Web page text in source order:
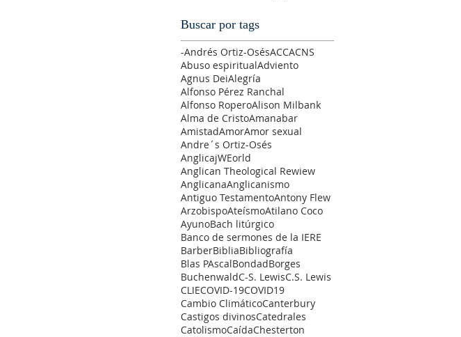
Buscar por tags
-Andrés Ortiz-OsésACCACNS
Abuso espiritualAdviento
Agnus DeiAlegría
Alfonso Pérez Ranchal
Alfonso RoperoAlison Milbank
Alma de CristoAmanabar
AmistadAmorAmor sexual
Andre´s Ortiz-Osés
AnglicajWEorld
Anglican Theological Rewiew
AnglicanaAnglicanismo
Antiguo TestamentoAntony Flew
ArzobispoAteísmoAtilano Coco
AyunoBach litúrgico
Banco de sermones de la IERE
BarberBibliaBibliografía
Blas PAscalBondadBorges
BuchenwaldC-S. LewisC.S. Lewis
CLIECOVID-19COVID19
Cambio ClimáticoCanterbury
Castigos divinosCatedrales
CatolismoCaídaChesterton